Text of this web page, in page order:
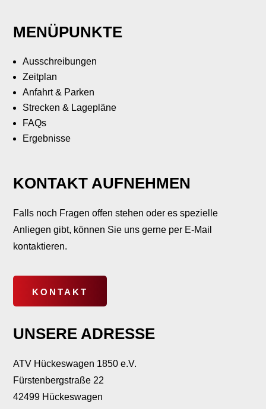
MENÜPUNKTE
Ausschreibungen
Zeitplan
Anfahrt & Parken
Strecken & Lagepläne
FAQs
Ergebnisse
KONTAKT AUFNEHMEN
Falls noch Fragen offen stehen oder es spezielle
Anliegen gibt, können Sie uns gerne per E-Mail
kontaktieren.
KONTAKT
UNSERE ADRESSE
ATV Hückeswagen 1850 e.V.
Fürstenbergstraße 22
42499 Hückeswagen